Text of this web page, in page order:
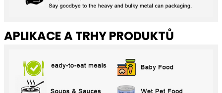
APLIKACE A TRHY PRODUKTŮ